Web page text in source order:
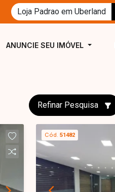
ANUNCIE SEU IMÓVEL
Refinar Pesquisa
Cód. 51482